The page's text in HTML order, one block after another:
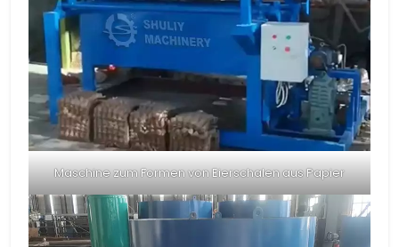
Maschine zum Formen von Eierschalen aus Papier